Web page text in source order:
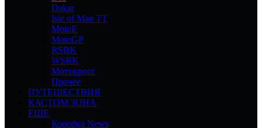
Dakar
Isle of Man TT
MotoE
MotoGP
RSBK
WSBK
Мотокросс
Прочее
ПУТЕШЕСТВИЯ
КАСТОМ ЗОНА
ЕЩЕ
Коробка News